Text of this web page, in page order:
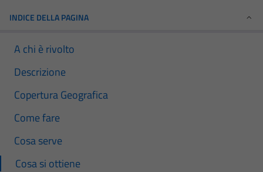
INDICE DELLA PAGINA
A chi è rivolto
Descrizione
Copertura Geografica
Come fare
Cosa serve
Cosa si ottiene